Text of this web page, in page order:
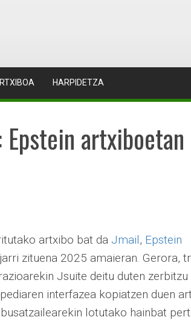
HARPIDETZA
artxibo bat da Jmail, Epstein
zituena 2025 amaieran. Gerora,
Jsuite deitu duten
interfazea kopiatzen duen
lotutako hainbat